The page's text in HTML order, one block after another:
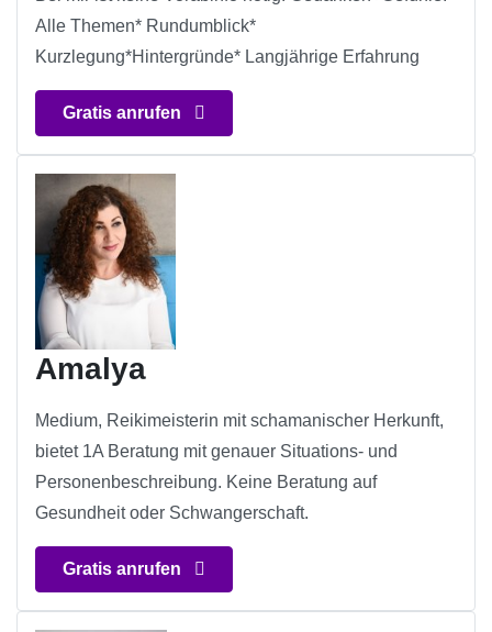
Alle Themen* Rundumblick*
Kurzlegung*Hintergründe* Langjährige Erfahrung
Gratis anrufen
Amalya
Medium, Reikimeisterin mit schamanischer Herkunft,
bietet 1A Beratung mit genauer Situations- und
Personenbeschreibung. Keine Beratung auf
Gesundheit oder Schwangerschaft.
Gratis anrufen